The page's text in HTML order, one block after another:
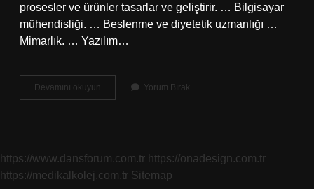
prosesler ve ürünler tasarlar ve geliştirir. … Bilgisayar
mühendisliği. … Beslenme ve diyetetik uzmanlığı …
Mimarlık. … Yazılım…
Devamını okuyun
Çok
Yorum Bırak
https://www.dansforum.com.tr https://onadesign.com.tr
https://medikalkolej.com.tr Sitemap